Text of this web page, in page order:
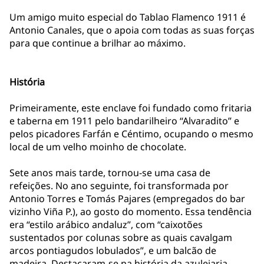
Um amigo muito especial do Tablao Flamenco 1911 é
Antonio Canales, que o apoia com todas as suas forças
para que continue a brilhar ao máximo.
História
Primeiramente, este enclave foi fundado como fritaria
e taberna em 1911 pelo bandarilheiro “Alvaradito” e
pelos picadores Farfán e Céntimo, ocupando o mesmo
local de um velho moinho de chocolate.
Sete anos mais tarde, tornou-se uma casa de
refeições. No ano seguinte, foi transformada por
Antonio Torres e Tomás Pajares (empregados do bar
vizinho Viña P.), ao gosto do momento. Essa tendência
era “estilo arábico andaluz”, com “caixotões
sustentados por colunas sobre as quais cavalgam
arcos pontiagudos lobulados”, e um balcão de